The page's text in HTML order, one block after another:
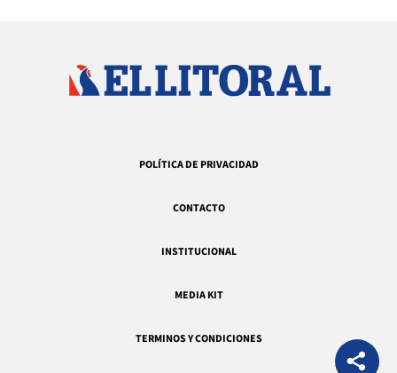
POLÍTICA DE PRIVACIDAD
CONTACTO
INSTITUCIONAL
MEDIA KIT
TERMINOS Y CONDICIONES